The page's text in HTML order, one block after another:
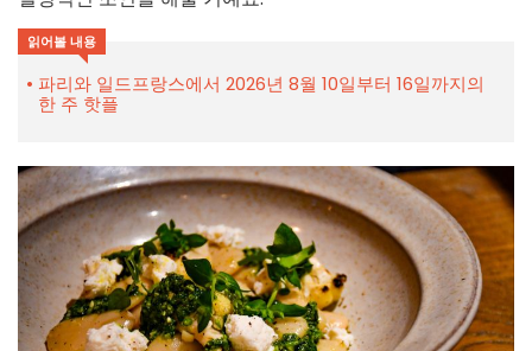
읽어볼 내용
파리와 일드프랑스에서 2026년 8월 10일부터 16일까지의
한 주 핫플